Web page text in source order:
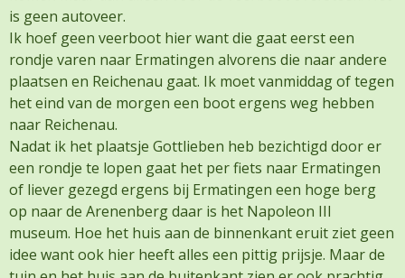
is geen autoveer.
Ik hoef geen veerboot hier want die gaat eerst een
rondje varen naar Ermatingen alvorens die naar andere
plaatsen en Reichenau gaat. Ik moet vanmiddag of tegen
het eind van de morgen een boot ergens weg hebben
naar Reichenau.
Nadat ik het plaatsje Gottlieben heb bezichtigd door er
een rondje te lopen gaat het per fiets naar Ermatingen
of liever gezegd ergens bij Ermatingen een hoge berg
op naar de Arenenberg daar is het Napoleon III
museum. Hoe het huis aan de binnenkant eruit ziet geen
idee want ook hier heeft alles een pittig prijsje. Maar de